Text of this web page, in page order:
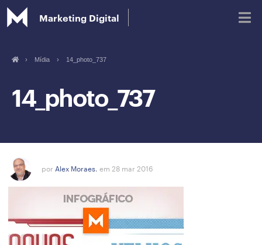
Marketing Digital
› Mídia › 14_photo_737
14_photo_737
por Alex Moraes. em 28 mar 2016